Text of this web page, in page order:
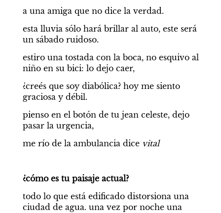
a una amiga que no dice la verdad.
esta lluvia sólo hará brillar al auto, este será
un sábado ruidoso.
estiro una tostada con la boca, no esquivo al
niño en su bici: lo dejo caer,
¿creés que soy diabólica? hoy me siento
graciosa y débil.
pienso en el botón de tu jean celeste, dejo
pasar la urgencia,
me río de la ambulancia dice vital
¿cómo es tu paisaje actual?
todo lo que está edificado distorsiona una
ciudad de agua. una vez por noche una